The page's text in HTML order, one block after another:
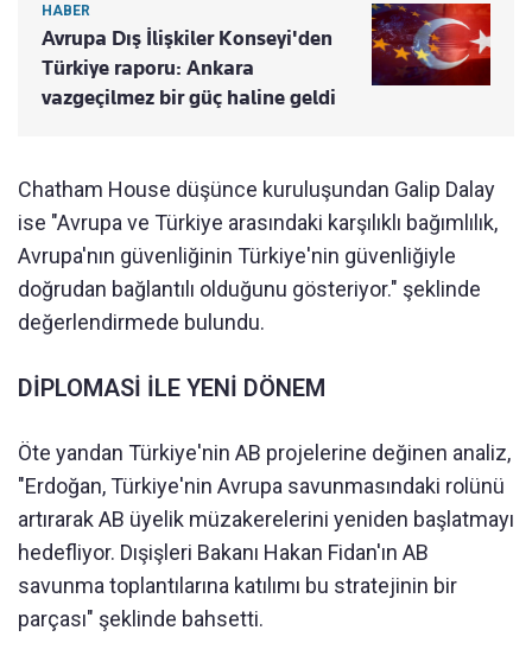
HABER
Avrupa Dış İlişkiler Konseyi'den
Türkiye raporu: Ankara
vazgeçilmez bir güç haline geldi
Chatham House düşünce kuruluşundan Galip Dalay
ise "Avrupa ve Türkiye arasındaki karşılıklı bağımlılık,
Avrupa'nın güvenliğinin Türkiye'nin güvenliğiyle
doğrudan bağlantılı olduğunu gösteriyor." şeklinde
değerlendirmede bulundu.
DİPLOMASİ İLE YENİ DÖNEM
Öte yandan Türkiye'nin AB projelerine değinen analiz,
"Erdoğan, Türkiye'nin Avrupa savunmasındaki rolünü
artırarak AB üyelik müzakerelerini yeniden başlatmayı
hedefliyor. Dışişleri Bakanı Hakan Fidan'ın AB
savunma toplantılarına katılımı bu stratejinin bir
parçası" şeklinde bahsetti.